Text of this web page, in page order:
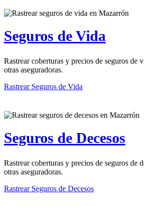
Seguros de Vida
Rastrear coberturas y precios de seguros de
otras aseguradoras.
Rastrear Seguros de Vida
Seguros de Decesos
Rastrear coberturas y precios de seguros de
otras aseguradoras.
Rastrear Seguros de Decesos